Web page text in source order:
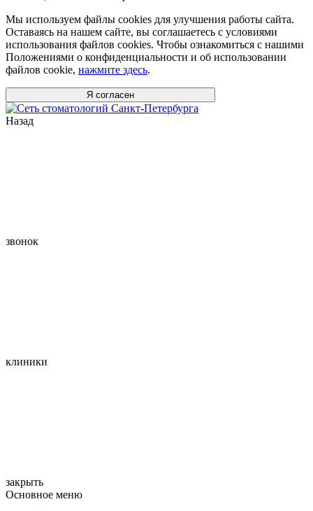
Мы используем файлы cookies для улучшения работы сайта.
Оставаясь на нашем сайте, вы соглашаетесь с условиями
использования файлов cookies. Чтобы ознакомиться с нашими
Положениями о конфиденциальности и об использовании
файлов cookie, нажмите здесь.
Я согласен
Назад
звонок
клиники
закрыть
Основное меню